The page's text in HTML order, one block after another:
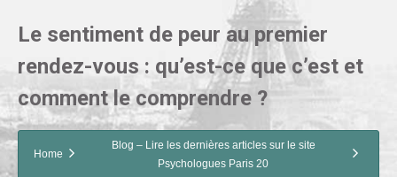
Le sentiment de peur au premier
rendez-vous : qu’est-ce que c’est et
comment le comprendre ?
Home
Blog – Lire les dernières articles sur le site
Psychologues Paris 20